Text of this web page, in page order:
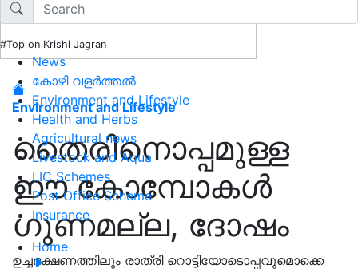
#Top on Krishi Jagran
News
കോഴി വളർത്തൽ
Environment and Lifestyle
Health and Herbs
Agricultural news
Livestock and Aqua
LIC Schemes
Post Office Scheme
Insurance
Home
Environment and Lifestyle
തൈരിനൊപ്പമുള്ള
ഈ കോമ്പോകൾ
ഗുണമല്ല, ദോഷം
ഉച്ചഭക്ഷണത്തിലും രാത്രി റൊട്ടിയോടൊപ്പവുമൊക്കെ